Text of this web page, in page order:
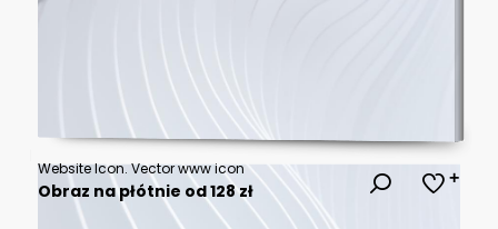
Website Icon. Vector www icon
Obraz na płótnie od 128 zł